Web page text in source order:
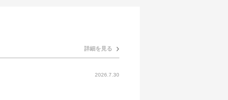
詳細を見る
2026.7.30